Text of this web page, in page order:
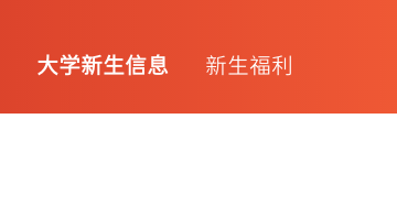
大学新生信息 新生福利